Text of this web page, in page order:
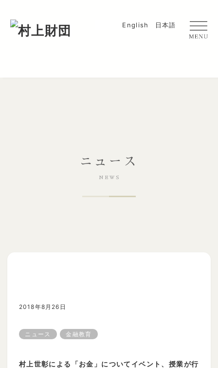
English 日本語
ニュース
2018年8月26日
ニュース 金融教育
村上世彰による「お金」についてイベント、授業が行